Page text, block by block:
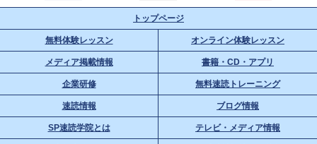
トップページ
無料体験レッスン オンライン体験レッスン
メディア掲載情報 書籍・CD・アプリ
企業研修 無料速読トレーニング
速読情報 ブログ情報
SP速読学院とは テレビ・メディア情報